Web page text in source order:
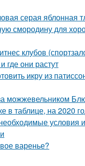
серая яблонная
смородину для
клубов
где они растут
икру из
можжевельником
в таблице, на 2020
условия
варенье?